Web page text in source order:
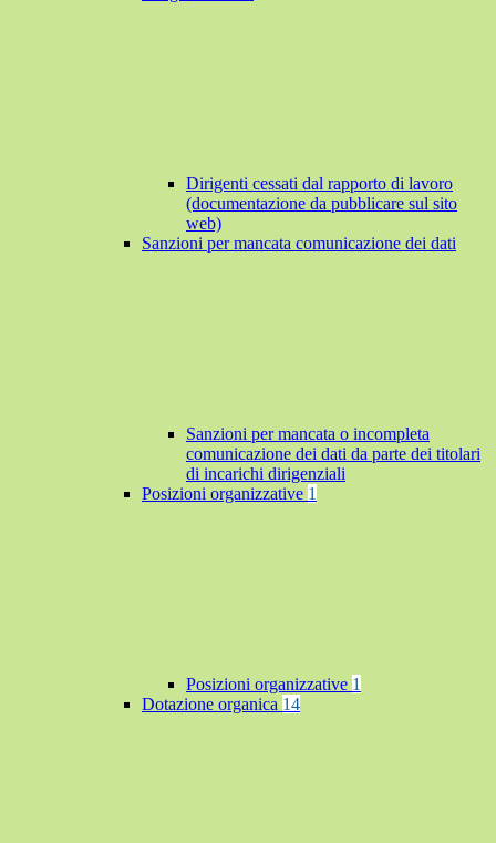
Dirigenti cessati dal rapporto di lavoro
(documentazione da pubblicare sul sito
web)
Sanzioni per mancata comunicazione dei dati
Sanzioni per mancata o incompleta
comunicazione dei dati da parte dei titolari
di incarichi dirigenziali
Posizioni organizzative 1
Posizioni organizzative 1
Dotazione organica 14